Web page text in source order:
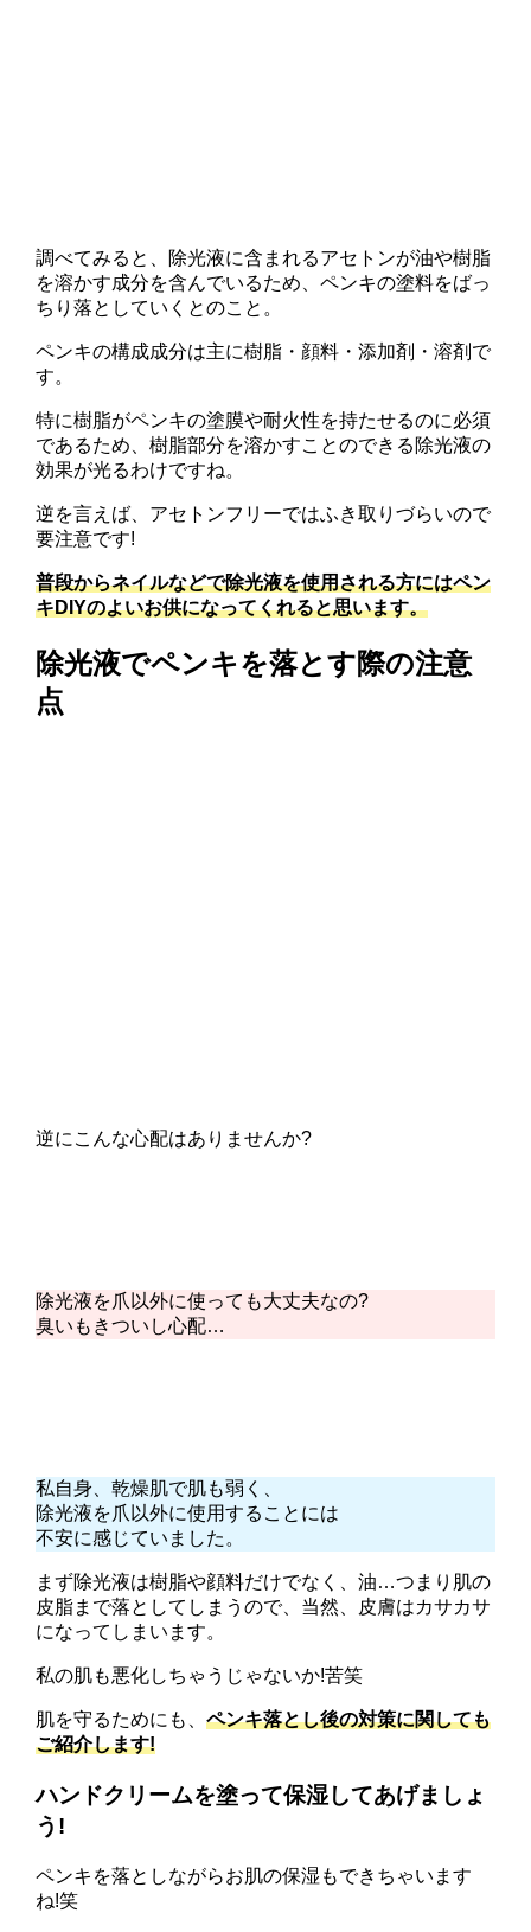
調べてみると、除光液に含まれるアセトンが油や樹脂
を溶かす成分を含んでいるため、ペンキの塗料をばっ
ちり落としていくとのこと。
ペンキの構成成分は主に樹脂・顔料・添加剤・溶剤で
す。
特に樹脂がペンキの塗膜や耐火性を持たせるのに必須
であるため、樹脂部分を溶かすことのできる除光液の
効果が光るわけですね。
逆を言えば、アセトンフリーではふき取りづらいので
要注意です!
普段からネイルなどで除光液を使用される方にはペン
キDIYのよいお供になってくれると思います。
除光液でペンキを落とす際の注意
点
逆にこんな心配はありませんか?
除光液を爪以外に使っても大丈夫なの?
臭いもきついし心配…
私自身、乾燥肌で肌も弱く、
除光液を爪以外に使用することには
不安に感じていました。
まず除光液は樹脂や顔料だけでなく、油…つまり肌の
皮脂まで落としてしまうので、当然、皮膚はカサカサ
になってしまいます。
私の肌も悪化しちゃうじゃないか!苦笑
肌を守るためにも、ペンキ落とし後の対策に関しても
ご紹介します!
ハンドクリームを塗って保湿してあげましょ
う!
ペンキを落としながらお肌の保湿もできちゃいます
ね!笑